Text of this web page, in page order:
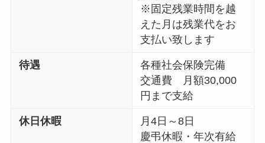
※固定残業時間を越
えた月は残業代をお
支払い致します
待遇
各種社会保険完備
交通費 月額30,000
円まで支給
休日休暇
月4日～8日
慶弔休暇・年次有給